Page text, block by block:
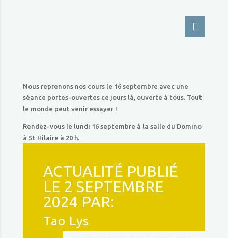
Nous reprenons nos cours le 16 septembre avec une
séance portes-ouvertes ce jours là, ouverte à tous. Tout
le monde peut venir essayer !
Rendez-vous le lundi 16 septembre à la salle du Domino
à St Hilaire à 20 h.
ACTUALITÉ PUBLIÉ
LE 2 SEPTEMBRE
2024 PAR:
Tao Lys